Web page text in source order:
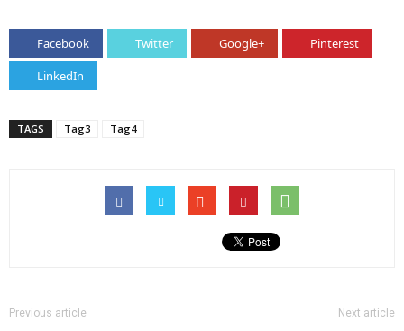
Facebook Twitter Google+
Pinterest
LinkedIn
TAGS Tag3 Tag4
Previous article Next article